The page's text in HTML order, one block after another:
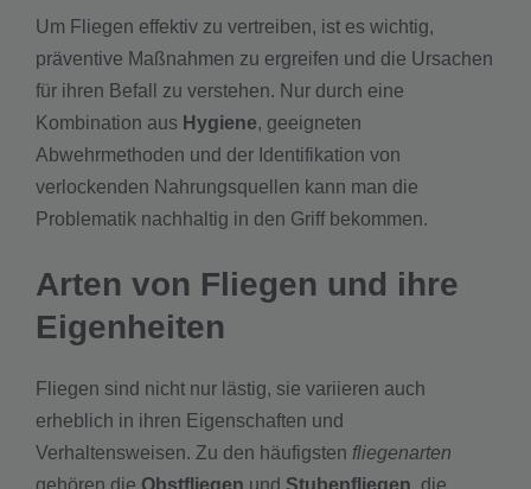
Um Fliegen effektiv zu vertreiben, ist es wichtig,
präventive Maßnahmen zu ergreifen und die Ursachen
für ihren Befall zu verstehen. Nur durch eine
Kombination aus Hygiene, geeigneten
Abwehrmethoden und der Identifikation von
verlockenden Nahrungsquellen kann man die
Problematik nachhaltig in den Griff bekommen.
Arten von Fliegen und ihre
Eigenheiten
Fliegen sind nicht nur lästig, sie variieren auch
erheblich in ihren Eigenschaften und
Verhaltensweisen. Zu den häufigsten fliegenarten
gehören die Obstfliegen und Stubenfliegen, die